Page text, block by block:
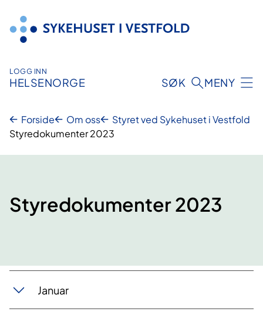
innhold
LOGG INN
HELSENORGE SØK MENY
Forside Om oss
Styret ved Sykehuset i Vestfold
Styredokumenter 2023
Styredokumenter 2023
​Jan​uar